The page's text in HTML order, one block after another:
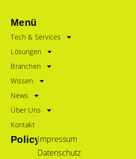
Menü
Tech & Services
Lösungen
Branchen
Wissen
News
Über Uns
Kontakt
PolicyImpressum
Datenschutz